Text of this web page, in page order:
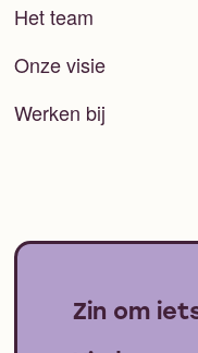
Het team
Onze visie
Werken bij
Zin om